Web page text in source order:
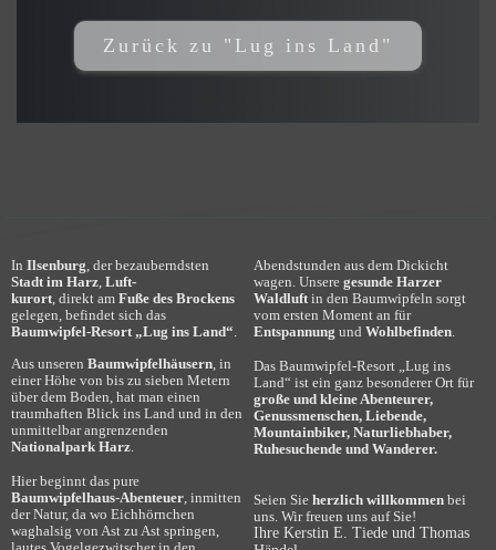
Zurück zu "Lug ins Land"
In Ilsenburg
Stadt im Harz Luft-
kurort , direkt am Fuße des Brockens
Baumwipfel-Resort „Lug ins Land“
Aus unseren Baumwipfelhäusern , in
einer Höhe von bis zu sieben Metern
über dem Boden, hat man einen
traumhaften Blick ins Land und in den
Nationalpark Harz
Baumwipfelhaus-Abenteuer , inmitten
der Natur, da wo Eichhörnchen
waghalsig von Ast zu Ast springen,
Abendstunden aus dem Dickicht
wagen. Unsere gesunde Harzer
Waldluft in den Baumwipfeln sorgt
vom ersten Moment an für
Entspannung und Wohlbefinden
Das Baumwipfel-Resort „Lug ins
Land“ ist ein ganz besonderer Ort für
große und kleine Abenteurer,
Genussmenschen, Liebende,
Mountainbiker, Naturliebhaber,
Ruhesuchende und Wanderer.
Seien Sie herzlich willkommen bei
uns. Wir freuen uns auf Sie!
Ihre Kerstin E. Tiede und Thomas